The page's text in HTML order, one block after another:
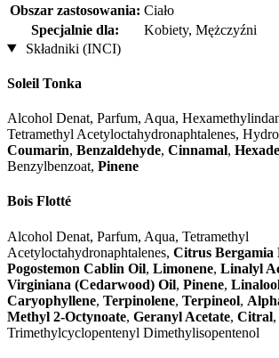
Obszar zastosowania: Ciało
Specjalnie dla:
Kobiety, Mężczyźni
Składniki (INCI)
Soleil Tonka
Alcohol Denat, Parfum, Aqua,
Tetramethyl Acetyloctahydronaphtalenes,
Coumarin, Benzaldehyde, Cinnamal,
Benzylbenzoat, Pinene
Bois Flotté
Alcohol Denat, Parfum, Aqua, Tetramethyl
Acetyloctahydronaphtalenes, Citrus Bergamia
Pogostemon Cablin Oil, Limonene, Linalyl
Virginiana (Cedarwood) Oil, Pinene,
Caryophyllene, Terpinolene, Terpineol,
Methyl 2-Octynoate, Geranyl Acetate, Citral,
Trimethylcyclopentenyl Dimethylisopentenol